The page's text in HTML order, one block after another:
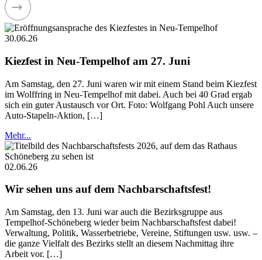
30.06.26
Kiezfest in Neu-Tempelhof am 27. Juni
Am Samstag, den 27. Juni waren wir mit einem Stand beim Kiezfest
im Wolffring in Neu-Tempelhof mit dabei. Auch bei 40 Grad ergab
sich ein guter Austausch vor Ort. Foto: Wolfgang Pohl Auch unsere
Auto-Stapeln-Aktion, […]
Mehr...
02.06.26
Wir sehen uns auf dem Nachbarschaftsfest!
Am Samstag, den 13. Juni war auch die Bezirksgruppe aus
Tempelhof-Schöneberg wieder beim Nachbarschaftsfest dabei!
Verwaltung, Politik, Wasserbetriebe, Vereine, Stiftungen usw. usw. –
die ganze Vielfalt des Bezirks stellt an diesem Nachmittag ihre
Arbeit vor. […]